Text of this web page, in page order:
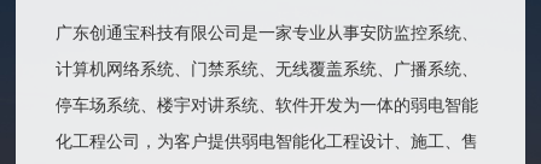
广东创通宝科技有限公司是一家专业从事安防监控系统、
计算机网络系统、门禁系统、无线覆盖系统、广播系统、
停车场系统、楼宇对讲系统、软件开发为一体的弱电智能
化工程公司，为客户提供弱电智能化工程设计、施工、售